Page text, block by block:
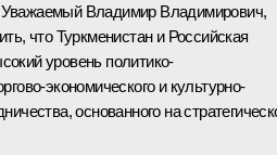
Уважаемый Владимир Владимирович,
что Туркменистан и Российская
уровень политико-
экономического и культурно-
основанного на